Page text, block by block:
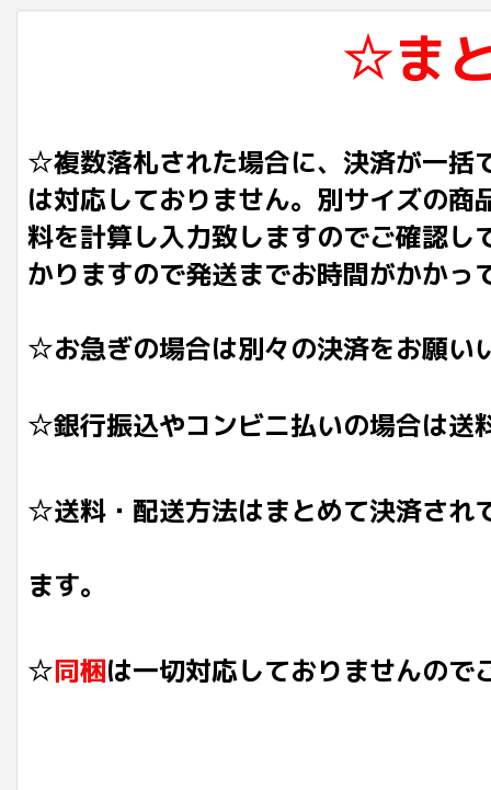
☆ま
☆複数落札された場合に、決済が一括
は対応しておりません。別サイズの
料を計算し入力致しますのでご確認
かりますので発送までお時間がかかっ
☆お急ぎの場合は別々の決済をお願い
☆銀行振込やコンビニ払いの場合は送
☆送料・配送方法はまとめて決済され
ます。
☆同梱は一切対応しておりませんの